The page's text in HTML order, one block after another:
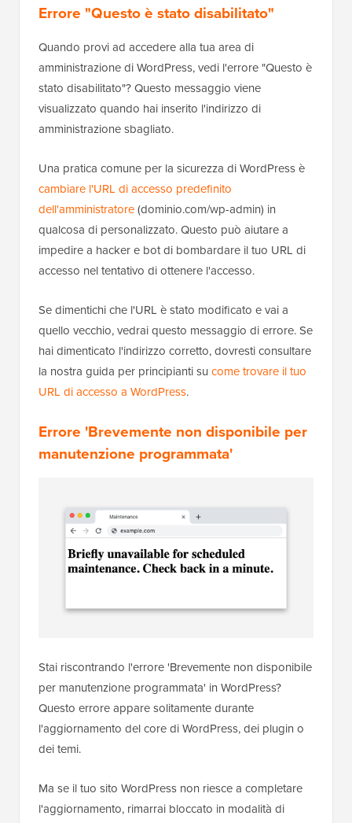
Errore "Questo è stato disabilitato"
Quando provi ad accedere alla tua area di
amministrazione di WordPress, vedi l'errore "Questo è
stato disabilitato"? Questo messaggio viene
visualizzato quando hai inserito l'indirizzo di
amministrazione sbagliato.
Una pratica comune per la sicurezza di WordPress è
cambiare l'URL di accesso predefinito
dell'amministratore(dominio.com/wp-admin) in
qualcosa di personalizzato. Questo può aiutare a
impedire a hacker e bot di bombardare il tuo URL di
accesso nel tentativo di ottenere l'accesso.
Se dimentichi che l'URL è stato modificato e vai a
quello vecchio, vedrai questo messaggio di errore. Se
hai dimenticato l'indirizzo corretto, dovresti consultare
la nostra guida per principianti su come trovare il tuo
URL di accesso a WordPress.
Errore 'Brevemente non disponibile per
manutenzione programmata'
Stai riscontrando l'errore 'Brevemente non disponibile
per manutenzione programmata' in WordPress?
Questo errore appare solitamente durante
l'aggiornamento del core di WordPress, dei plugin o
dei temi.
Ma se il tuo sito WordPress non riesce a completare
l'aggiornamento, rimarrai bloccato in modalità di